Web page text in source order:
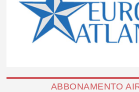
ABBONAMENTO